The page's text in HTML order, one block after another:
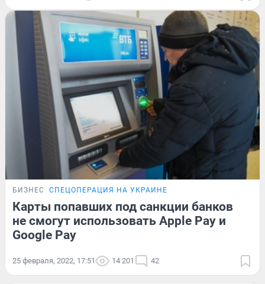
БИЗНЕС СПЕЦОПЕРАЦИЯ НА УКРАИНЕ
Карты попавших под санкции банков
не смогут использовать Apple Pay и
Google Pay
25 февраля, 2022, 17:51 14 201 42